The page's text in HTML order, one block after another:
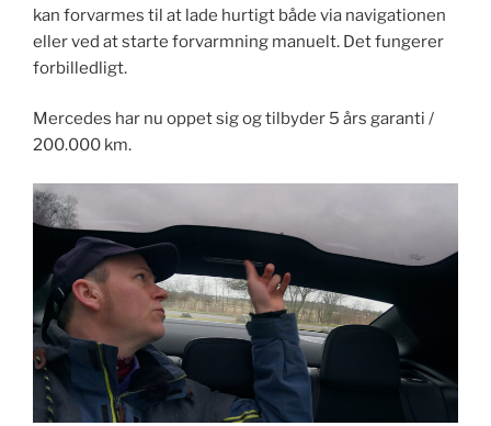
kan forvarmes til at lade hurtigt både via navigationen
eller ved at starte forvarmning manuelt. Det fungerer
forbilledligt.
Mercedes har nu oppet sig og tilbyder 5 års garanti /
200.000 km.